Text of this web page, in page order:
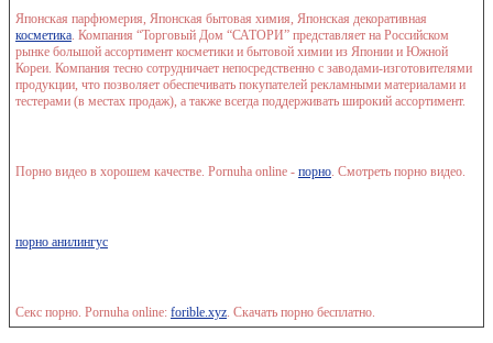
Японская парфюмерия, Японская бытовая химия, Японская декоративная
косметика. Компания “Торговый Дом “САТОРИ” представляет на Российском
рынке большой ассортимент косметики и бытовой химии из Японии и Южной
Кореи. Компания тесно сотрудничает непосредственно с заводами-изготовителями
продукции, что позволяет обеспечивать покупателей рекламными материалами и
тестерами (в местах продаж), а также всегда поддерживать широкий ассортимент.
Порно видео в хорошем качестве. Pornuha online - порно. Смотреть порно видео.
порно анилингус
Секс порно. Pornuha online: forible.xyz. Скачать порно бесплатно.